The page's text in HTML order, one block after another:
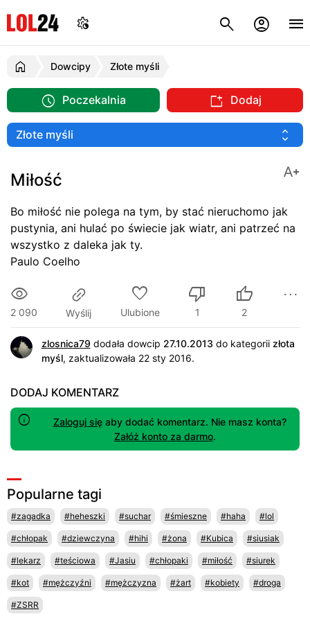
Dowcipy Złote myśli
Poczekalnia Dodaj
Miłość
Bo miłość nie polega na tym, by stać nieruchomo jak
pustynia, ani hulać po świecie jak wiatr, ani patrzeć na
wszystko z daleka jak ty.
Paulo Coelho
2 090 Wyślij Ulubione 1 2
zlosnica79 dodała dowcip 27.10.2013 do kategorii złota
myśl, zaktualizowała 22 sty 2016.
DODAJ KOMENTARZ
Zaloguj sięaby dodać komentarz. Nie masz konta?
Załóż konto za darmo.
Popularne tagi
#zagadka #heheszki #suchar #śmieszne #haha #lol
#chłopak #dziewczyna #hihi #żona #Kubica #siusiak
#lekarz #teściowa #Jasiu #chłopaki #miłość #siurek
#kot #mężczyźni #mężczyzna #żart #kobiety #droga
#ZSRR